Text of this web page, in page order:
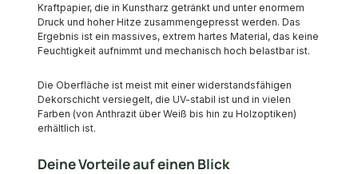
Kraftpapier, die in Kunstharz getränkt und unter enormem
Druck und hoher Hitze zusammengepresst werden. Das
Ergebnis ist ein massives, extrem hartes Material, das keine
Feuchtigkeit aufnimmt und mechanisch hoch belastbar ist.
Die Oberfläche ist meist mit einer widerstandsfähigen
Dekorschicht versiegelt, die UV-stabil ist und in vielen
Farben (von Anthrazit über Weiß bis hin zu Holzoptiken)
erhältlich ist.
Deine Vorteile auf einen Blick